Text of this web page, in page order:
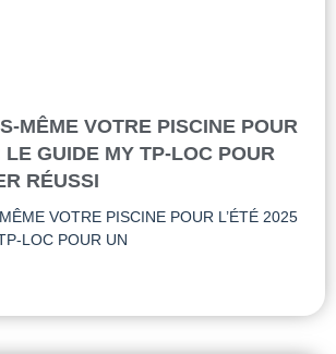
MÊME VOTRE PISCINE POUR
LE GUIDE MY TP-LOC POUR
RÉUSSI
VOTRE PISCINE POUR L’ÉTÉ 2025
LOC POUR UN